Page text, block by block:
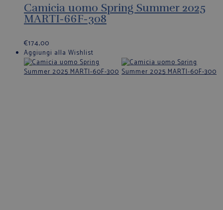
Camicia uomo Spring Summer 2025
MARTI-66F-308
€174,00
Aggiungi alla Wishlist